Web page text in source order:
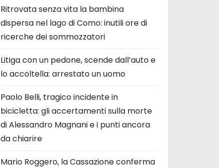
Ritrovata senza vita la bambina
dispersa nel lago di Como: inutili ore di
ricerche dei sommozzatori
Litiga con un pedone, scende dall’auto e
lo accoltella: arrestato un uomo
Paolo Belli, tragico incidente in
bicicletta: gli accertamenti sulla morte
di Alessandro Magnani e i punti ancora
da chiarire
Mario Roggero, la Cassazione conferma